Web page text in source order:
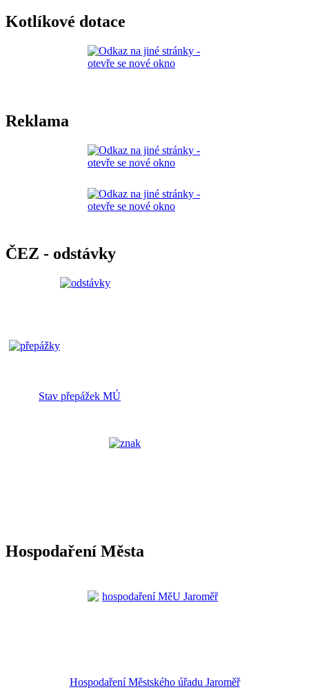
Kotlíkové dotace
Reklama
ČEZ - odstávky
Stav přepážek MÚ
Hospodaření Města
Hospodaření Městského úřadu Jaroměř